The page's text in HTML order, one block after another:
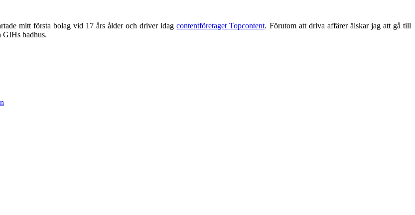
mitt första bolag vid 17 års ålder och driver idagcontentföretaget Topcontent. Förutom att driva affärer älskar jag att gå till
GIHs badhus.